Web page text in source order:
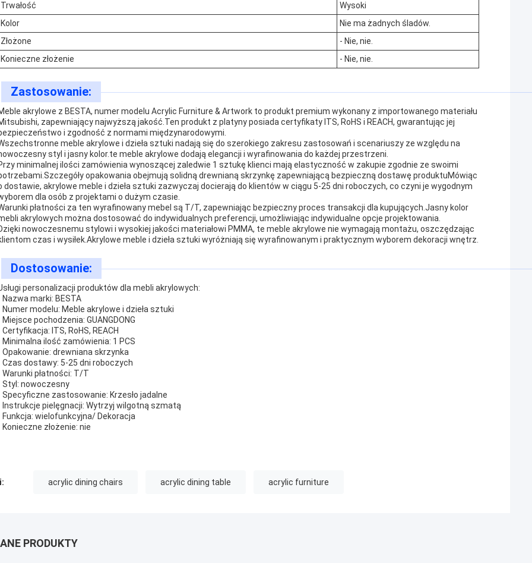
Trwałość
Wysoki
Kolor
Nie ma żadnych śladów.
Złożone
- Nie, nie.
Konieczne złożenie
- Nie, nie.
Zastosowanie:
akrylowe z BESTA, numer modelu Acrylic Furniture & Artwork to produkt premium wykonany z importowanego materiału
zapewniający najwyższą jakość.Ten produkt z platyny posiada certyfikaty ITS, RoHS i REACH, gwarantując jej
i zgodność z normami międzynarodowymi.
meble akrylowe i dzieła sztuki nadają się do szerokiego zakresu zastosowań i scenariuszy ze względu na
styl i jasny kolor.te meble akrylowe dodają elegancji i wyrafinowania do każdej przestrzeni.
minimalnej ilości zamówienia wynoszącej zaledwie 1 sztukę klienci mają elastyczność w zakupie zgodnie ze swoimi
opakowania obejmują solidną drewnianą skrzynkę zapewniającą bezpieczną dostawę produktuMówiąc
dostawie, akrylowe meble i dzieła sztuki zazwyczaj docierają do klientów w ciągu 5-25 dni roboczych, co czyni je wygodnym
dla osób z projektami o dużym czasie.
płatności za ten wyrafinowany mebel są T/T, zapewniając bezpieczny proces transakcji dla kupujących.Jasny kolor
akrylowych można dostosować do indywidualnych preferencji, umożliwiając indywidualne opcje projektowania.
nowoczesnemu stylowi i wysokiej jakości materiałowi PMMA, te meble akrylowe nie wymagają montażu, oszczędzając
czas i wysiłek.Akrylowe meble i dzieła sztuki wyróżniają się wyrafinowanym i praktycznym wyborem dekoracji wnętrz.
Dostosowanie:
personalizacji produktów dla mebli akrylowych:
Nazwa marki: BESTA
Numer modelu: Meble akrylowe i dzieła sztuki
Miejsce pochodzenia: GUANGDONG
Certyfikacja: ITS, RoHS, REACH
Minimalna ilość zamówienia: 1 PCS
Opakowanie: drewniana skrzynka
Czas dostawy: 5-25 dni roboczych
Warunki płatności: T/T
Styl: nowoczesny
Specyficzne zastosowanie: Krzesło jadalne
Instrukcje pielęgnacji: Wytrzyj wilgotną szmatą
Funkcja: wielofunkcyjna/ Dekoracja
Konieczne złożenie: nie
acrylic dining chairs acrylic dining table acrylic furniture
PRODUKTY